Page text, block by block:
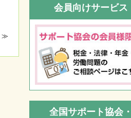
≫
会員向けサービス
全国サポート協会・